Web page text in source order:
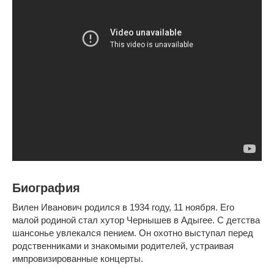
Биография
Вилен Иванович родился в 1934 году, 11 ноября. Его
малой родиной стал хутор Чернышев в Адыгее. С детства
шансонье увлекался пением. Он охотно выступал перед
родственниками и знакомыми родителей, устраивая
импровизированные концерты.